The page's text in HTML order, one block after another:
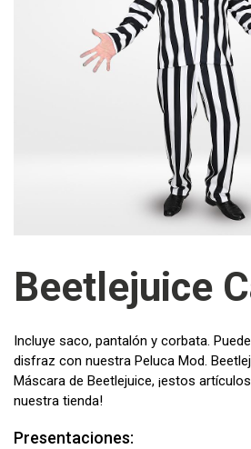
Beetlejuice
Incluye saco, pantalón y corbata.
disfraz con nuestra Peluca Mod.
Máscara de Beetlejuice, ¡estos
nuestra tienda!
Presentaciones: